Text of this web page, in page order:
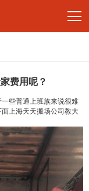
费用呢？
些普通上班族来说很难
上海天天搬场公司教大